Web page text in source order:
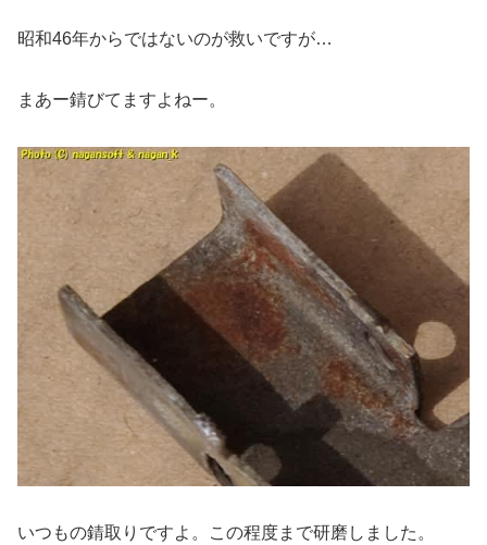
昭和46年からではないのが救いですが…
まあー錆びてますよねー。
いつもの錆取りですよ。この程度まで研磨しました。